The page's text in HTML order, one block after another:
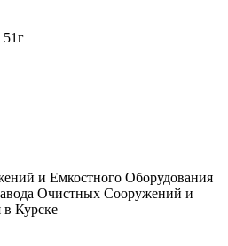
51г
Очистных Сооружений и
в Курске